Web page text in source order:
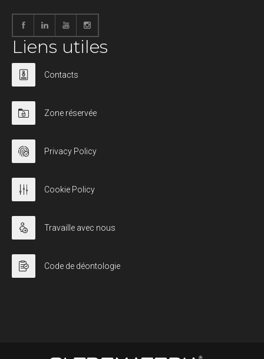
Liens utiles
Contacts
Zone réservée
Privacy Policy
Cookie Policy
Travaille avec nous
Code de déontologie